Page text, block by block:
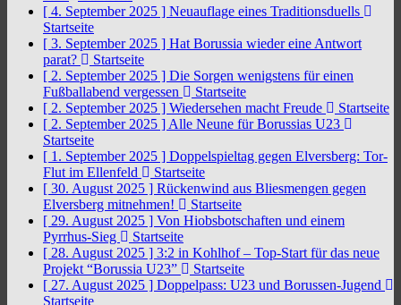
[ 4. September 2025 ] Neuauflage eines Traditionsduells
Startseite
[ 3. September 2025 ] Hat Borussia wieder eine Antwort
parat?
Startseite
[ 2. September 2025 ] Die Sorgen wenigstens für einen
Fußballabend vergessen
Startseite
[ 2. September 2025 ] Wiedersehen macht Freude
Startseite
[ 2. September 2025 ] Alle Neune für Borussias U23
Startseite
[ 1. September 2025 ] Doppelspieltag gegen Elversberg: Tor-
Flut im Ellenfeld
Startseite
[ 30. August 2025 ] Rückenwind aus Bliesmengen gegen
Elversberg mitnehmen!
Startseite
[ 29. August 2025 ] Von Hiobsbotschaften und einem
Pyrrhus-Sieg
Startseite
[ 28. August 2025 ] 3:2 in Kohlhof – Top-Start für das neue
Projekt “Borussia U23”
Startseite
[ 27. August 2025 ] Doppelpass: U23 und Borussen-Jugend
Startseite